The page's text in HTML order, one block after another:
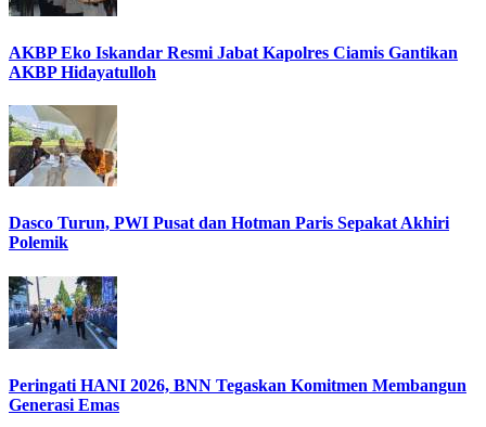
AKBP Eko Iskandar Resmi Jabat Kapolres Ciamis Gantikan
AKBP Hidayatulloh
Dasco Turun, PWI Pusat dan Hotman Paris Sepakat Akhiri
Polemik
Peringati HANI 2026, BNN Tegaskan Komitmen Membangun
Generasi Emas